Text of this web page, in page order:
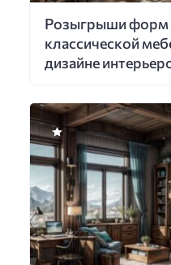
Розыгрыши форм
классической
дизайне